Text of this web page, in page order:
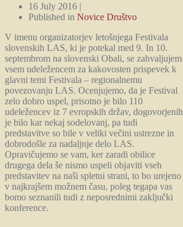
16 July 2016 |
Published in Novice Društvo
V imenu organizatorjev letošnjega Festivala
slovenskih LAS, ki je potekal med 9. In 10.
septembrom na slovenski Obali, se zahvaljujem
vsem udeležencem za kakovosten prispevek k
glavni temi Festivala – regionalnemu
povezovanju LAS. Ocenjujemo, da je Festival
zelo dobro uspel, prisotno je bilo 110
udeležencev iz 7 evropskih držav, dogovorjenih
je bilo kar nekaj sodelovanj, pa tudi
predstavitve so bile v veliki večini ustrezne in
dobrodošle za nadaljnje delo LAS.
Opravičujemo se vam, ker zaradi obilice
drugega dela še nismo uspeli objaviti vseh
predstavitev na naši spletni strani, to bo urejeno
v najkrajšem možnem času, poleg tegapa vas
bomo seznanili tudi z neposrednimi zaključki
konference.